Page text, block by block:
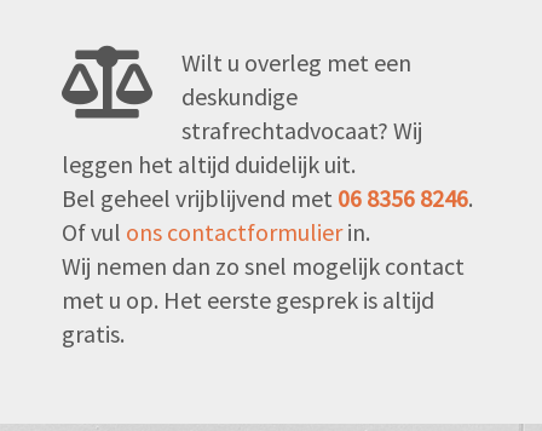
Wilt u overleg met een
deskundige
strafrechtadvocaat? Wij
leggen het altijd duidelijk uit.
Bel geheel vrijblijvend met 06 8356 8246.
Of vul ons contactformulierin.
Wij nemen dan zo snel mogelijk contact
met u op. Het eerste gesprek is altijd
gratis.